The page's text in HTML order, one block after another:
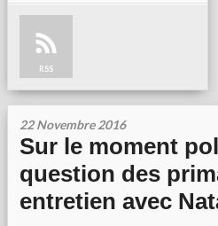
RSS
22 Novembre 2016
Sur le moment
question des
entretien avec